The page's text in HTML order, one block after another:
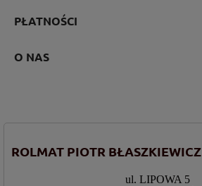
PŁATNOŚCI
O NAS
ROLMAT PIOTR BŁASZKIEWICZ
ul. LIPOWA 5